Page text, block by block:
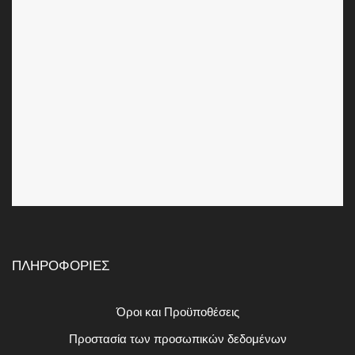
ΠΛΗΡΟΦΟΡΙΕΣ
Όροι και Προϋποθέσεις
Προστασία των προσωπικών δεδομένων